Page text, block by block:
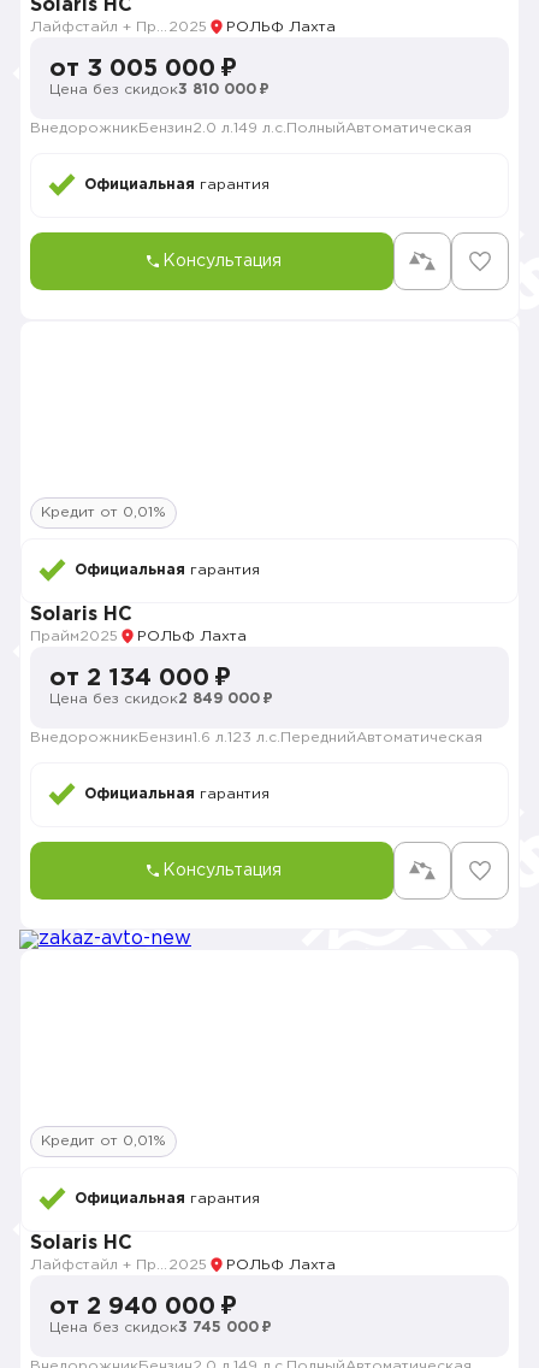
Solaris HC
2025 РОЛЬФ Лахта
от 3 005 000 ₽
Цена без скидок3 810 000 ₽
Внедорожник Бензин2.0 л. 149 л.с. ПолныйАвтоматическая
Официальная гарантия
Консультация
Кредит от 0,01%
Официальная гарантия
Solaris HC
Прайм2025 РОЛЬФ Лахта
от 2 134 000 ₽
Цена без скидок2 849 000 ₽
Внедорожник Бензин1.6 л. 123 л.с. ПереднийАвтоматическая
Официальная гарантия
Консультация
Кредит от 0,01%
Официальная гарантия
Solaris HC
2025 РОЛЬФ Лахта
от 2 940 000 ₽
Цена без скидок3 745 000 ₽